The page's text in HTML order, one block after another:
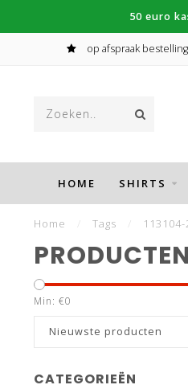
50 euro
op afspraak
HOME SHIRTS
Home Tags 113104-
Min: €0
Nieuwste producten
CATEGORIEËN